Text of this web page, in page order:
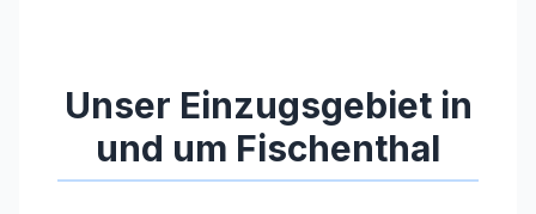
Unser Einzugsgebiet in
und um Fischenthal